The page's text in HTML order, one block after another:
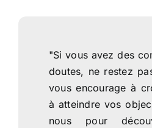
"Si vous avez des
doutes, ne restez
vous encourage à
à atteindre vos
nous pour